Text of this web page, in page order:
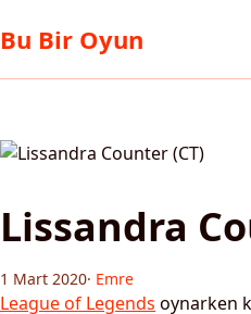
Bu Bir Oyun
Lissandra
1 Mart 2020· Emre
League of Legends oynarken